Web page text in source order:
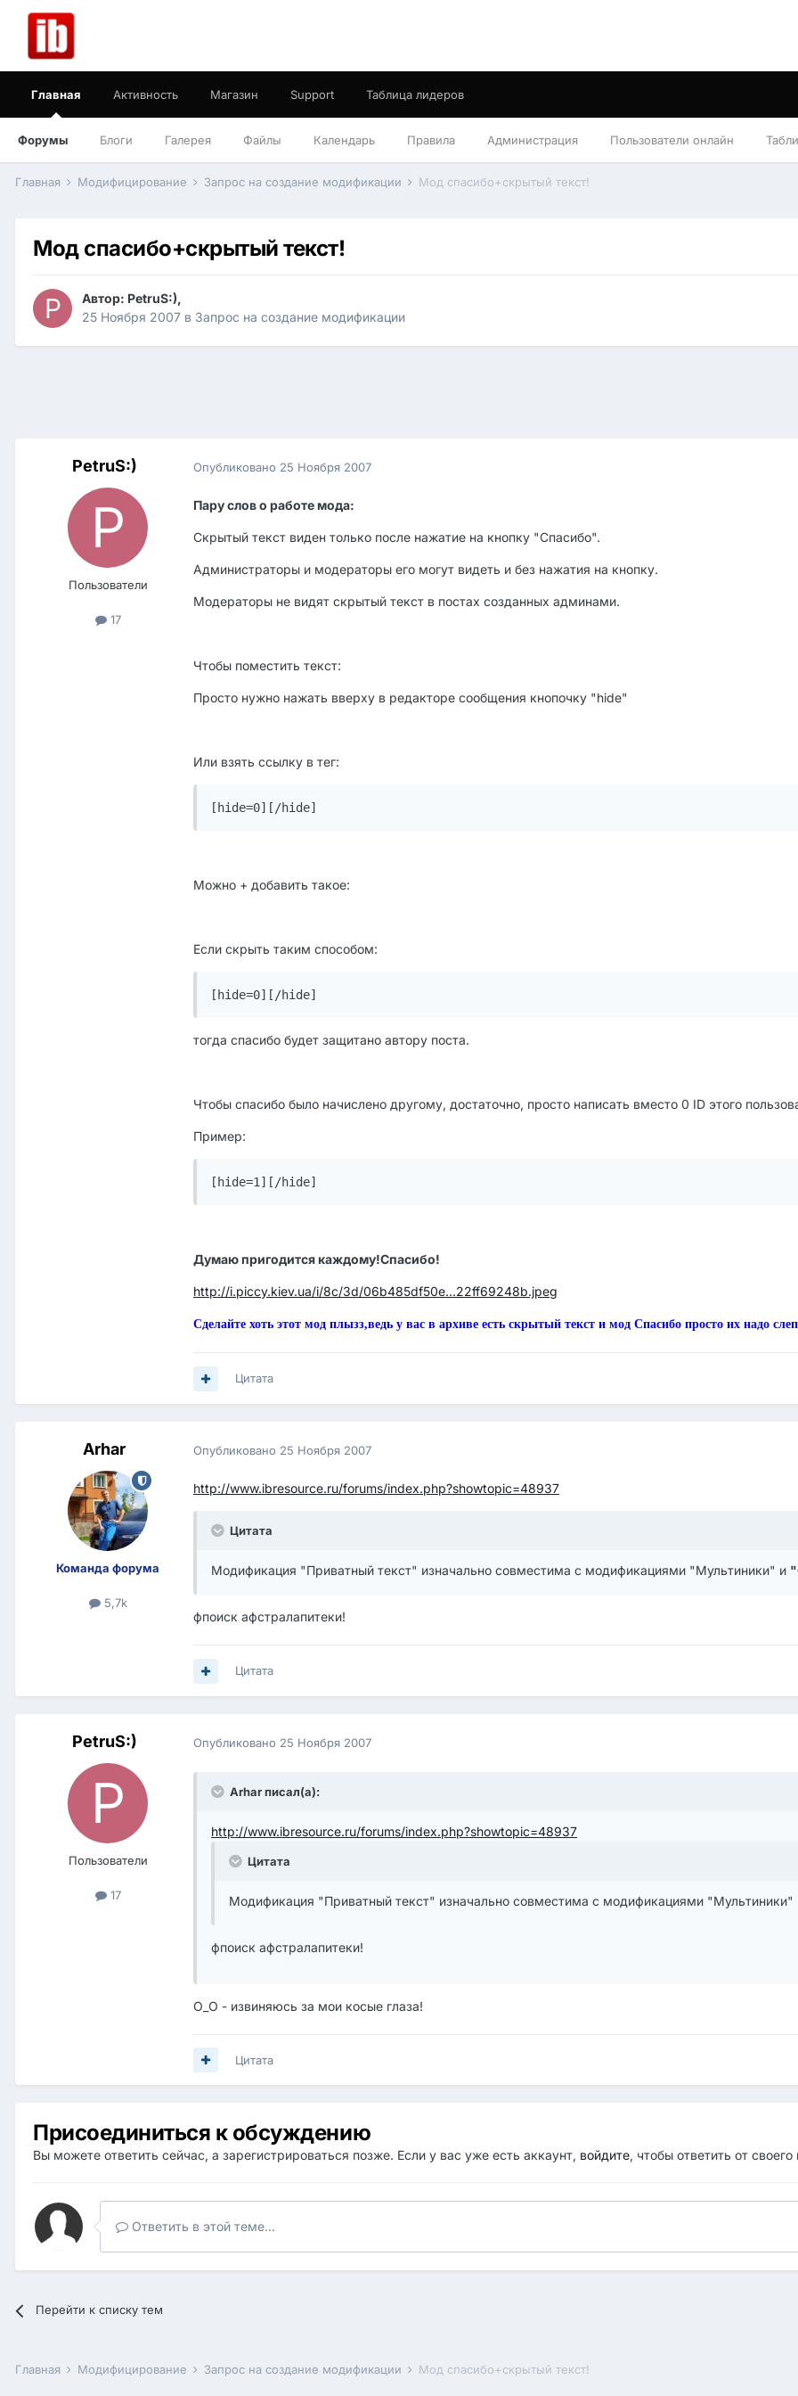
Главная
Форумы Блоги Галерея Файлы Календарь Правила Администрация Пользователи онлайн
Активность Магазин Support Таблица лидеров
Главная Модифицирование Запрос на создание модификации Мод спасибо+скрытый текст!
Мод спасибо+скрытый текст!
Автор: PetruS:),
25 Ноября 2007 в Запрос на создание модификации
PetruS:)
Пользователи
17
Опубликовано 25 Ноября 2007
Пару слов о работе мода:
Скрытый текст виден только после нажатие на кнопку "Спасибо".
Администраторы и модераторы его могут видеть и без нажатия на кнопку.
Модераторы не видят скрытый текст в постах созданных админами.
Чтобы поместить текст:
Просто нужно нажать вверху в редакторе сообщения кнопочку "hide"
Или взять ссылку в тег:
[hide=0][/hide]
Можно + добавить такое:
Если скрыть таким способом:
[hide=0][/hide]
тогда спасибо будет защитано автору поста.
Чтобы спасибо было начислено другому, достаточно, просто написать вместо 0 ID этого
Пример:
[hide=1][/hide]
Думаю пригодится каждому!Спасибо!
http://i.piccy.kiev.ua/i/8c/3d/06b485df50e...22ff69248b.jpeg
Сделайте хоть этот мод плызз,ведь у вас в архиве есть скрытый текст и мод Спасибо просто их надо
Цитата
Arhar
Команда форума
5,7k
Опубликовано 25 Ноября 2007
http://www.ibresource.ru/forums/index.php?showtopic=48937
Цитата
Модификация "Приватный текст" изначально совместима с модификациями "Мультиники" и
фпоиск афстралапитеки!
Цитата
PetruS:)
Пользователи
17
Опубликовано 25 Ноября 2007
Arhar писал(а):
http://www.ibresource.ru/forums/index.php?showtopic=48937
Цитата
Модификация "Приватный текст" изначально совместима с модификациями "Мультиники"
фпоиск афстралапитеки!
О_О - извиняюсь за мои косые глаза!
Цитата
Присоединиться к обсуждению
Вы можете ответить сейчас, а зарегистрироваться позже. Если у вас уже есть аккаунт, войдите, чтобы ответить от
Ответить в этой теме...
Перейти к списку тем
Главная Модифицирование Запрос на создание модификации Мод спасибо+скрытый текст!